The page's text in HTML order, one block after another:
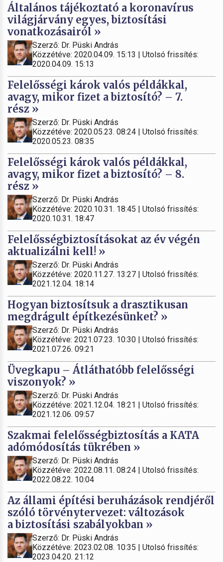
Általános tájékoztató a koronavírus
világjárvány egyes, biztosítási
vonatkozásairól »
Szerző: Dr. Püski András
Közzétéve: 2020.04.09. 15:13 | Utolsó frissítés:
2020.04.09. 15:13
Felelősségi károk valós példákkal,
avagy, mikor fizet a biztosító? – 7.
rész »
Szerző: Dr. Püski András
Közzétéve: 2020.05.23. 08:24 | Utolsó frissítés:
2020.05.23. 08:35
Felelősségi károk valós példákkal,
avagy, mikor fizet a biztosító? – 8.
rész »
Szerző: Dr. Püski András
Közzétéve: 2020.10.31. 18:45 | Utolsó frissítés:
2020.10.31. 18:47
Felelősségbiztosításokat az év végén
aktualizálni kell! »
Szerző: Dr. Püski András
Közzétéve: 2020.11.27. 13:27 | Utolsó frissítés:
2021.12.04. 18:14
Hogyan biztosítsuk a drasztikusan
megdrágult építkezésünket? »
Szerző: Dr. Püski András
Közzétéve: 2021.07.23. 10:30 | Utolsó frissítés:
2021.07.26. 09:21
Üvegkapu – Átláthatóbb felelősségi
viszonyok? »
Szerző: Dr. Püski András
Közzétéve: 2021.12.04. 18:21 | Utolsó frissítés:
2021.12.06. 09:57
Szakmai felelősségbiztosítás a KATA
adómódosítás tükrében »
Szerző: Dr. Püski András
Közzétéve: 2022.08.11. 08:24 | Utolsó frissítés:
2022.08.22. 10:04
Az állami építési beruházások rendjéről
szóló törvénytervezet: változások
a biztosítási szabályokban »
Szerző: Dr. Püski András
Közzétéve: 2023.02.08. 10:35 | Utolsó frissítés:
2023.04.20. 21:12